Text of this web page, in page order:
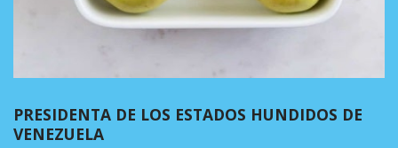
PRESIDENTA DE LOS ESTADOS HUNDIDOS DE
VENEZUELA